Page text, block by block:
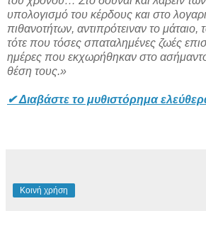
υπολογισμό του κέρδους και στο
πιθανοτήτων, αντιπρότειναν το
τότε που τόσες σπαταλημένες ζωές
ημέρες που εκχωρήθηκαν στο
θέση τους.»
✔Διαβάστε το μυθιστόρημα
Κοινή χρήση